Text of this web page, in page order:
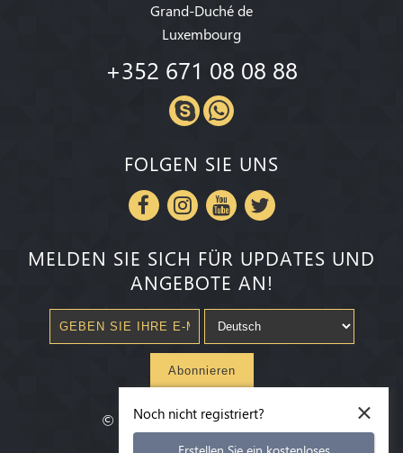
Grand-Duché de
Luxembourg
+352 671 08 08 88
FOLGEN SIE UNS
MELDEN SIE SICH FÜR UPDATES UND
ANGEBOTE AN!
Abonnieren
© 2020-2026Millenium State ×
Noch nicht registriert?